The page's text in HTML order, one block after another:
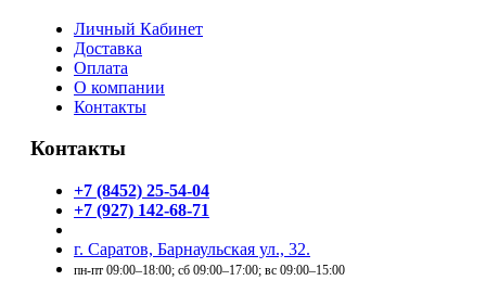
Личный Кабинет
Доставка
Оплата
О компании
Контакты
Контакты
+7 (8452) 25-54-04
+7 (927) 142-68-71
г. Саратов, Барнаульская ул., 32.
пн-пт 09:00–18:00; сб 09:00–17:00; вс 09:00–15:00